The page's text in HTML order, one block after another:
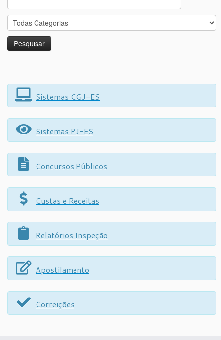
for:
Sistemas CGJ-ES
Sistemas PJ-ES
Concursos Públicos
Custas e Receitas
Relatórios Inspeção
Apostilamento
Correições